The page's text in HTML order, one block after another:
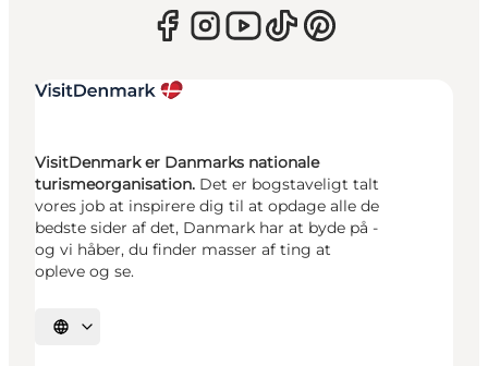
VisitDenmark er Danmarks nationale
turismeorganisation. Det er bogstaveligt talt
vores job at inspirere dig til at opdage alle de
bedste sider af det, Danmark har at byde på -
og vi håber, du finder masser af ting at
opleve og se.
Vælg sprog